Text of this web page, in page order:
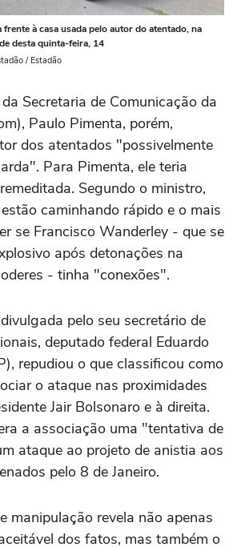
à casa usada pelo autor do atentado, na
desta quinta-feira, 14
/ Estadão
Secretaria de Comunicação da
Paulo Pimenta, porém,
dos atentados "possivelmente
Para Pimenta, ele teria
Segundo o ministro,
caminhando rápido e o mais
se Francisco Wanderley - que se
após detonações na
- tinha "conexões".
pelo seu secretário de
deputado federal Eduardo
repudiou o que classificou como
o ataque nas proximidades
Jair Bolsonaro e à direita.
a associação uma "tentativa de
ataque ao projeto de anistia aos
pelo 8 de Janeiro.
manipulação revela não apenas
dos fatos, mas também o